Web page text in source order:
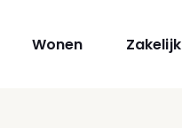
Wonen Zakelijk